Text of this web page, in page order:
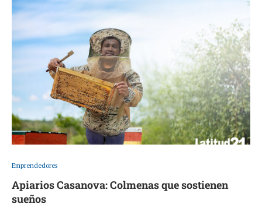
Emprendedores
Apiarios Casanova: Colmenas que sostienen
sueños